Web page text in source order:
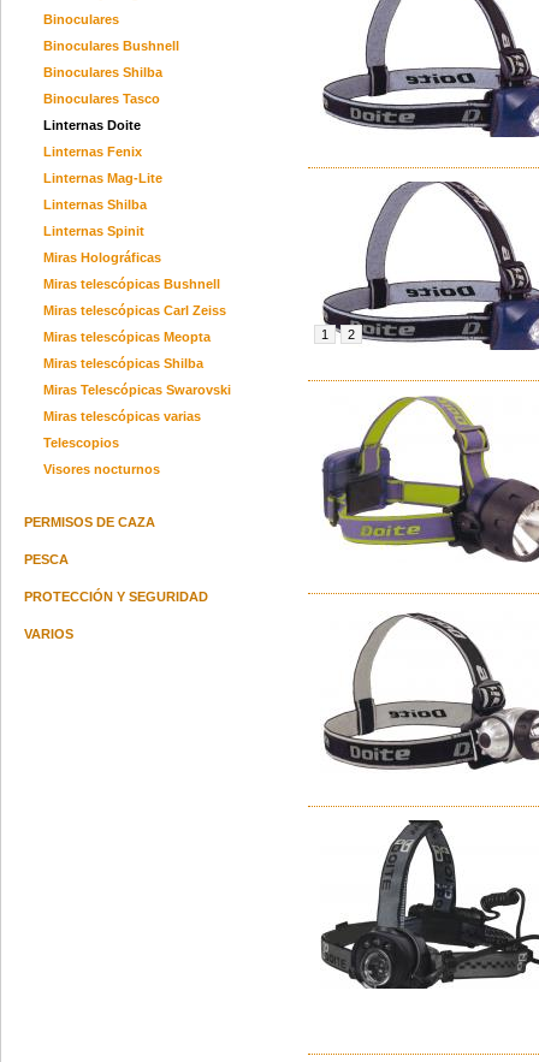
Binoculares
Binoculares Bushnell
Binoculares Shilba
Binoculares Tasco
Linternas Doite
Linternas Fenix
Linternas Mag-Lite
Linternas Shilba
Linternas Spinit
Miras Holográficas
Miras telescópicas Bushnell
Miras telescópicas Carl Zeiss
Miras telescópicas Meopta
Miras telescópicas Shilba
Miras Telescópicas Swarovski
Miras telescópicas varias
Telescopios
Visores nocturnos
PERMISOS DE CAZA
PESCA
PROTECCIÓN Y SEGURIDAD
VARIOS
1 2